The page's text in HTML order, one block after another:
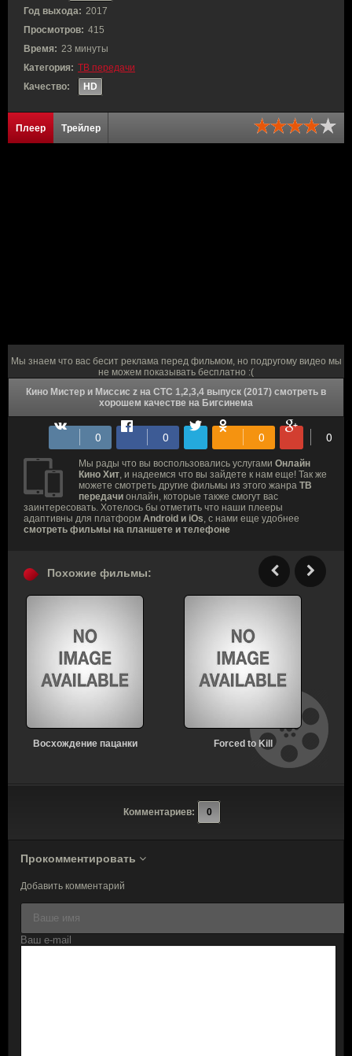
Год выхода: 2017
Просмотров: 415
Время: 23 минуты
Категория: ТВ передачи
Качество:
HD
Плеер Трейлер
Мы знаем что вас бесит реклама перед фильмом, но подругому видео мы
не можем показывать бесплатно :(
Кино Мистер и Миссис z на СТС 1,2,3,4 выпуск (2017) смотреть в
хорошем качестве на Бигсинема
Мы рады что вы воспользовались услугами Онлайн
Кино Хит, и надеемся что вы зайдете к нам еще! Так же
можете смотреть другие фильмы из этого жанра ТВ
передачи онлайн, которые также смогут вас
заинтересовать. Хотелось бы отметить что наши плееры
адаптивны для платформ Android и iOs, с нами еще удобнее
смотреть фильмы на планшете и телефоне
Похожие фильмы:
Восхождение пацанки Forced to Kill
Комментариев: 0
Прокомментировать
Добавить комментарий